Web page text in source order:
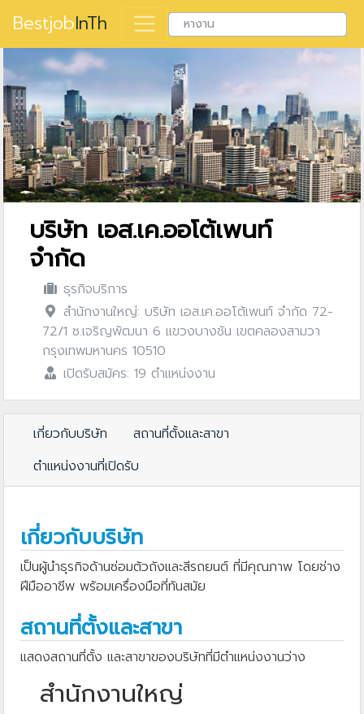
BestjobInTh
บริษัท เอส.เค.ออโต้เพนท์
จำกัด
ธุรกิจบริการ
สำนักงานใหญ่: บริษัท เอส.เค.ออโต้เพนท์ จำกัด 72-
72/1 ซ.เจริญพัฒนา 6 แขวงบางชัน เขตคลองสามวา
กรุงเทพมหานคร 10510
เปิดรับสมัคร: 19 ตำแหน่งงาน
เกี่ยวกับบริษัท
สถานที่ตั้งและสาขา
ตำแหน่งงานที่เปิดรับ
เกี่ยวกับบริษัท
เป็นผู้นำธุรกิจด้านซ่อมตัวถังและสีรถยนต์ ที่มีคุณภาพ โดยช่าง
ฝีมืออาชีพ พร้อมเครื่องมือที่ทันสมัย
สถานที่ตั้งและสาขา
แสดงสถานที่ตั้ง และสาขาของบริษัทที่มีตำแหน่งงานว่าง
สำนักงานใหญ่